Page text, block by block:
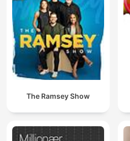
The Ramsey Show